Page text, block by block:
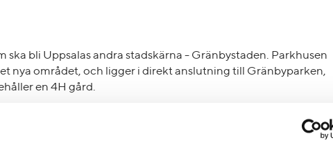
ska bli Uppsalas andra stadskärna - Gränbystaden. Parkhusen
nya området, och ligger i direkt anslutning till Gränbyparken,
en 4H gård.
Parkhusen 1 och Gränby Entré hus 1-3 i området, samtliga på